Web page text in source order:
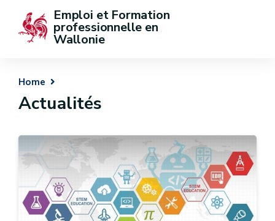
Emploi et Formation
professionnelle en
Wallonie
Home
Actualités